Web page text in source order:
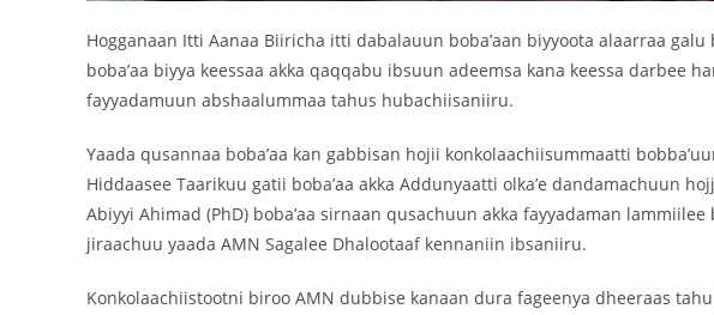
Hogganaan Itti Aanaa Biiricha itti dabalauun boba’aan biyyoota alaarraa galu
boba’aa biyya keessaa akka qaqqabu ibsuun adeemsa kana keessa darbee
fayyadamuun abshaalummaa tahus hubachiisaniiru.
Yaada qusannaa boba’aa kan gabbisan hojii konkolaachiisummaatti
Hiddaasee Taarikuu gatii boba’aa akka Addunyaatti olka’e dandamachuun
Abiyyi Ahimad (PhD) boba’aa sirnaan qusachuun akka fayyadaman
jiraachuu yaada AMN Sagalee Dhalootaaf kennaniin ibsaniiru.
Konkolaachiistootni biroo AMN dubbise kanaan dura fageenya dheeraas